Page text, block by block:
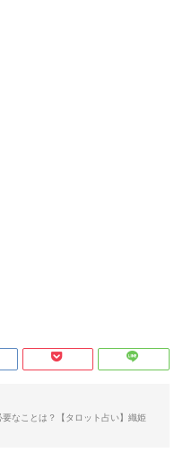
なことは？【タロット占い】織姫